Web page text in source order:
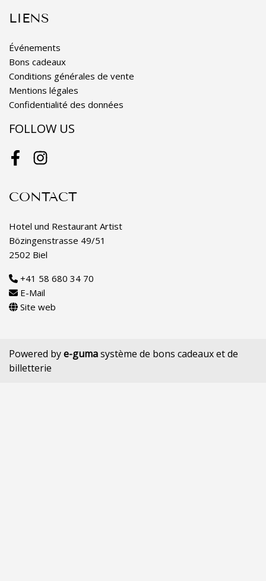
LIENS
Événements
Bons cadeaux
Conditions générales de vente
Mentions légales
Confidentialité des données
FOLLOW US
FacebookInstagram
CONTACT
Hotel und Restaurant Artist
Bözingenstrasse 49/51
2502 Biel
+41 58 680 34 70
E-Mail
Site web
Powered bye-gumasystème de bons cadeaux et de
billetterie